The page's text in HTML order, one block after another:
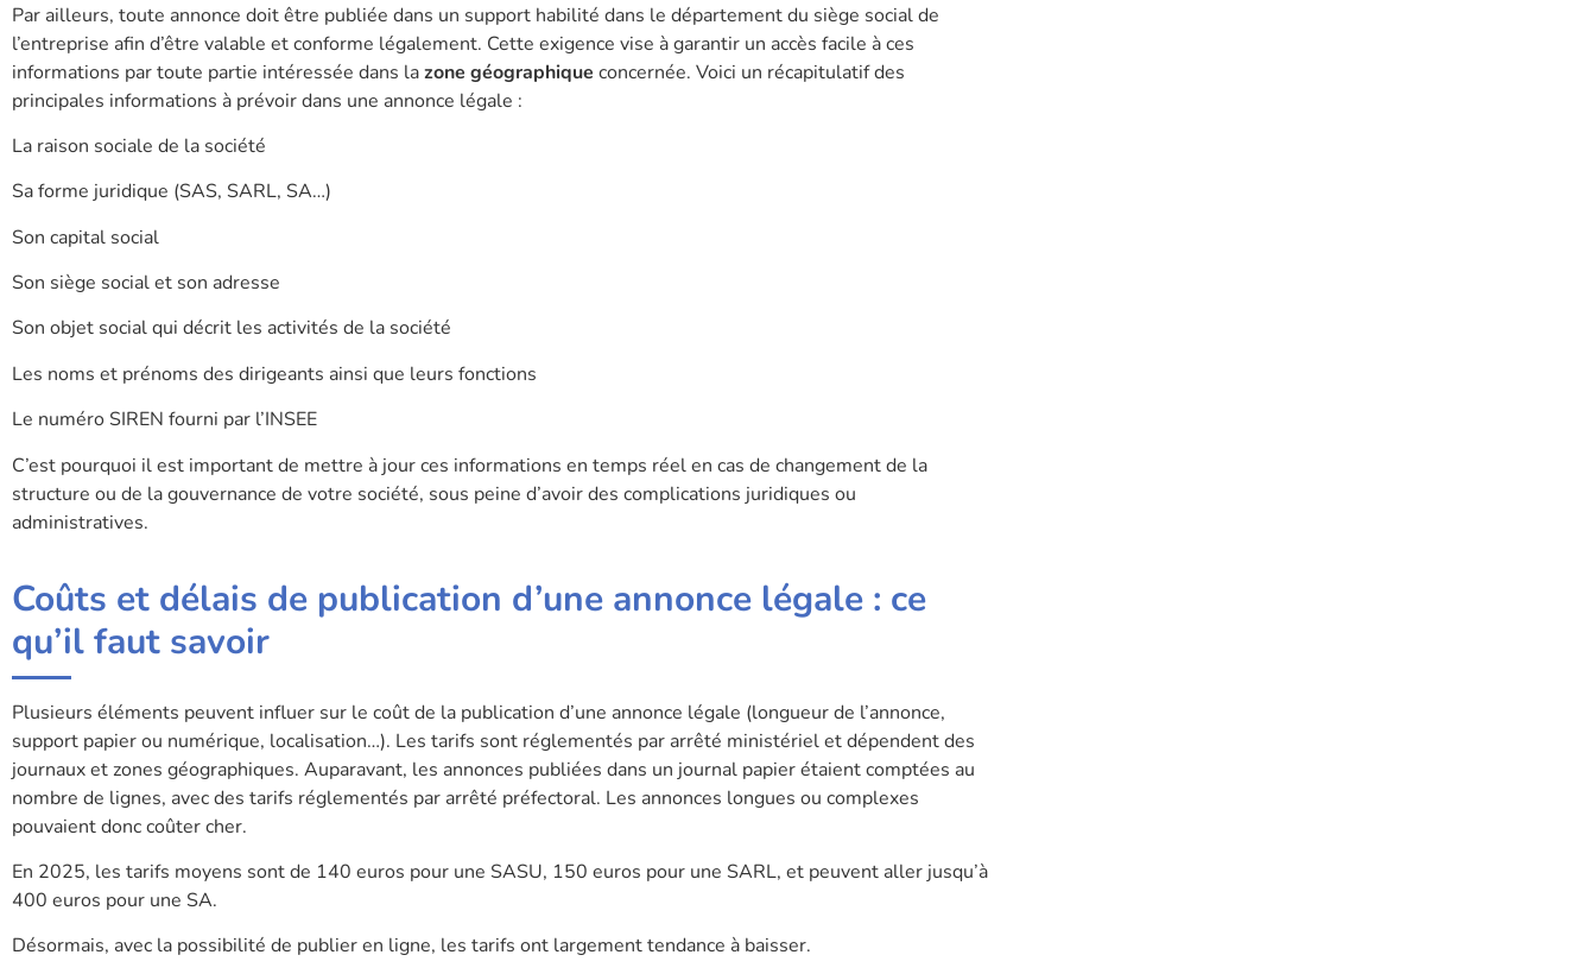
Par ailleurs, toute annonce doit être publiée dans un support habilité dans le département du siège social de
l’entreprise afin d’être valable et conforme légalement. Cette exigence vise à garantir un accès facile à ces
informations par toute partie intéressée dans lazone géographique concernée. Voici un récapitulatif des
principales informations à prévoir dans une annonce légale :
La raison sociale de la société
Sa forme juridique (SAS, SARL, SA…)
Son capital social
Son siège social et son adresse
Son objet social qui décrit les activités de la société
Les noms et prénoms des dirigeants ainsi que leurs fonctions
Le numéro SIREN fourni par l’INSEE
C’est pourquoi il est important de mettre à jour ces informations en temps réel en cas de changement de la
structure ou de la gouvernance de votre société, sous peine d’avoir des complications juridiques ou
administratives.
Coûts et délais de publication d’une annonce légale : ce
qu’il faut savoir
Plusieurs éléments peuvent influer sur le coût de la publication d’une annonce légale (longueur de l’annonce,
support papier ou numérique, localisation…). Les tarifs sont réglementés par arrêté ministériel et dépendent des
journaux et zones géographiques. Auparavant, les annonces publiées dans un journal papier étaient comptées au
nombre de lignes, avec des tarifs réglementés par arrêté préfectoral. Les annonces longues ou complexes
pouvaient donc coûter cher.
En 2025, les tarifs moyens sont de 140 euros pour une SASU, 150 euros pour une SARL, et peuvent aller jusqu’à
400 euros pour une SA.
Désormais, avec la possibilité de publier en ligne, les tarifs ont largement tendance à baisser.